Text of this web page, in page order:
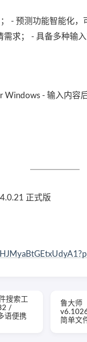
- 预测功能智能化
求； - 具备多种输
- 输入内容
正式版
搜索工
/
语便携
鲁大师
简单文